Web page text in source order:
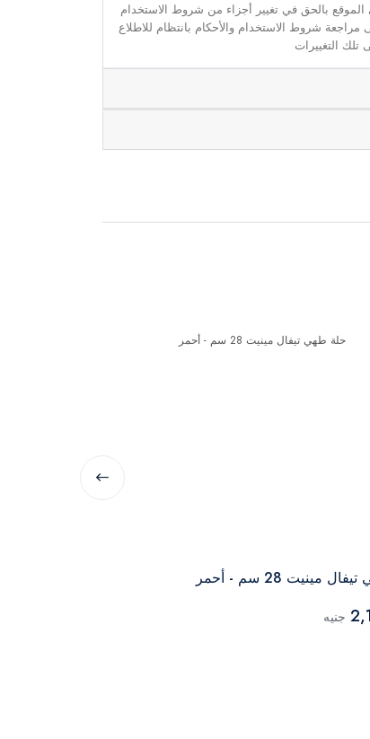
الموقع بالحق في تغيير أجزاء من شروط الاستخدام
مراجعة شروط الاستخدام والأحكام بانتظام للاطلاع
التغييرات
مينيت 28 سم - أحمر
جنيه